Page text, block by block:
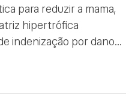
para reduzir a mama,
hipertrófica
indenização por danos
médica antes
manteve o vício do